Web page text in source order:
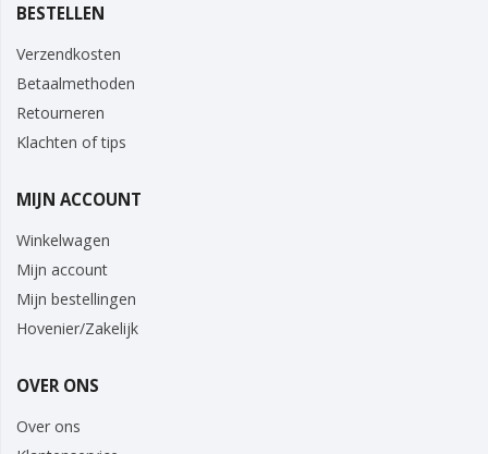
BESTELLEN
Verzendkosten
Betaalmethoden
Retourneren
Klachten of tips
MIJN ACCOUNT
Winkelwagen
Mijn account
Mijn bestellingen
Hovenier/Zakelijk
OVER ONS
Over ons